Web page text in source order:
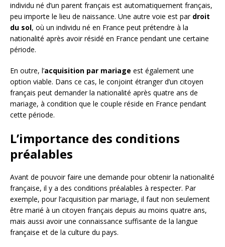
individu né d’un parent français est automatiquement français,
peu importe le lieu de naissance. Une autre voie est par droit
du sol, où un individu né en France peut prétendre à la
nationalité après avoir résidé en France pendant une certaine
période.
En outre, l’acquisition par mariage est également une
option viable. Dans ce cas, le conjoint étranger d’un citoyen
français peut demander la nationalité après quatre ans de
mariage, à condition que le couple réside en France pendant
cette période.
L’importance des conditions
préalables
Avant de pouvoir faire une demande pour obtenir la nationalité
française, il y a des conditions préalables à respecter. Par
exemple, pour l’acquisition par mariage, il faut non seulement
être marié à un citoyen français depuis au moins quatre ans,
mais aussi avoir une connaissance suffisante de la langue
française et de la culture du pays.